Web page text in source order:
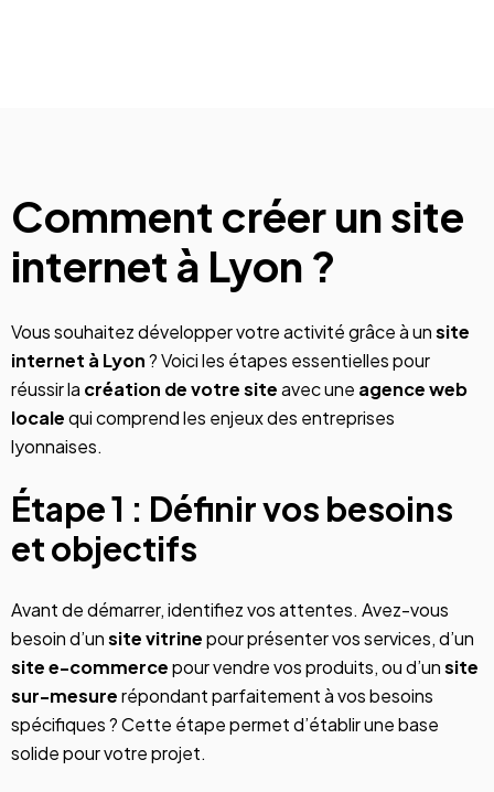
Comment créer un site
internet à Lyon ?
Vous souhaitez développer votre activité grâce à unsite
internet à Lyon? Voici les étapes essentielles pour
réussir la création de votresiteavec une agence web
localequi comprend les enjeux des entreprises
lyonnaises.
Étape 1 : Définir vos besoins
et objectifs
Avant de démarrer, identifiez vos attentes. Avez-vous
besoin d’unsite vitrinepour présenter vos services, d’un
site e-commercepour vendre vos produits, ou d’unsite
sur-mesurerépondant parfaitement à vos besoins
spécifiques ? Cette étape permet d’établir une base
solide pour votre projet.